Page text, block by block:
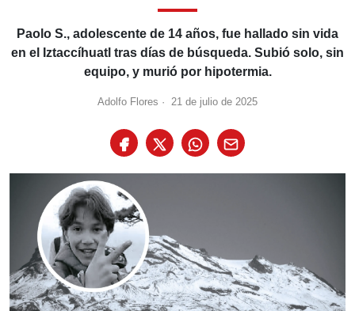
Paolo S., adolescente de 14 años, fue hallado sin vida
en el Iztaccíhuatl tras días de búsqueda. Subió solo, sin
equipo, y murió por hipotermia.
Adolfo Flores · 21 de julio de 2025